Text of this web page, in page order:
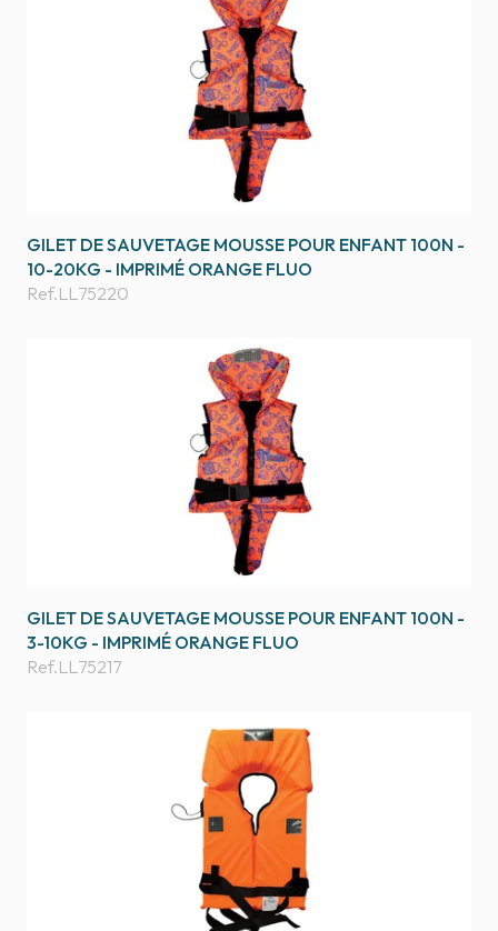
GILET DE SAUVETAGE MOUSSE POUR ENFANT 100N -
10-20KG - IMPRIMÉ ORANGE FLUO
Ref.LL75220
GILET DE SAUVETAGE MOUSSE POUR ENFANT 100N -
3-10KG - IMPRIMÉ ORANGE FLUO
Ref.LL75217